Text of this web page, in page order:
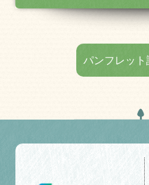
パンフレット